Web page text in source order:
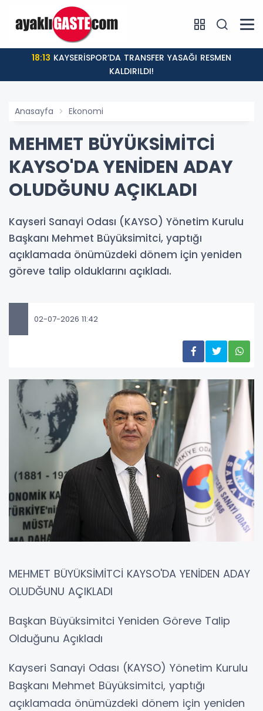
18:13
KALDIRILDI!
Anasayfa Ekonomi
MEHMET BÜYÜKSİMİTCİ
KAYSO'DA YENİDEN ADAY
OLUDĞUNU AÇIKLADI
Kayseri Sanayi Odası (KAYSO) Yönetim Kurulu
Başkanı Mehmet Büyüksimitci, yaptığı
açıklamada önümüzdeki dönem için yeniden
göreve talip olduklarını açıkladı.
02-07-2026 11:42
MEHMET BÜYÜKSİMİTCİ KAYSO'DA YENİDEN ADAY
OLUDĞUNU AÇIKLADI
Başkan Büyüksimitci Yeniden Göreve Talip
Olduğunu Açıkladı
Kayseri Sanayi Odası (KAYSO) Yönetim Kurulu
Başkanı Mehmet Büyüksimitci, yaptığı
açıklamada önümüzdeki dönem için yeniden